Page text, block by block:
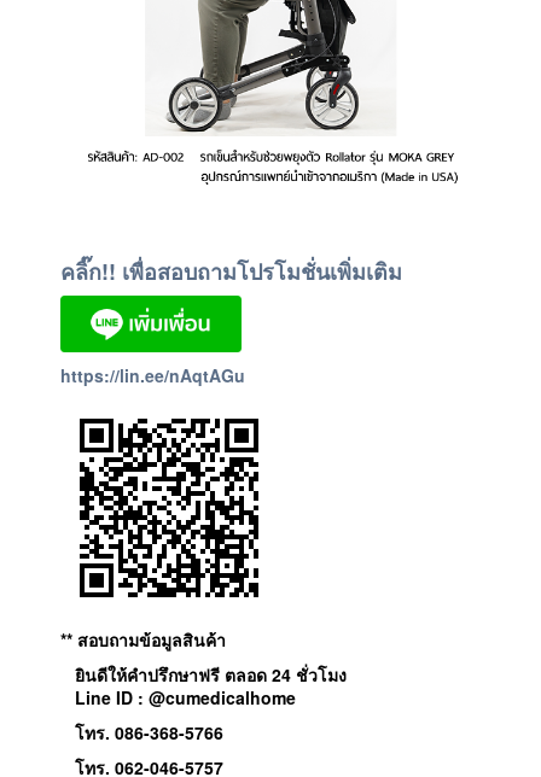
คลิ๊ก!! เพื่อสอบถามโปรโมชั่นเพิ่มเติม
https://lin.ee/nAqtAGu
** สอบถามข้อมูลสินค้า
ยินดีให้คำปรึกษาฟรี ตลอด 24 ชั่วโมง
Line ID : @cumedicalhome
โทร. 086-368-5766
โทร. 062-046-5757